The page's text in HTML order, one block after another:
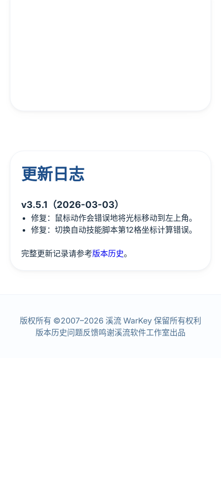
更新日志
v3.5.1（2026-03-03）
修复：鼠标动作会错误地将光标移动到左上角。
修复：切换自动技能脚本第12格坐标计算错误。
完整更新记录请参考版本历史。
版权所有 ©2007–2026 溪流 WarKey 保留所有权利
版本历史问题反馈鸣谢溪流软件工作室出品